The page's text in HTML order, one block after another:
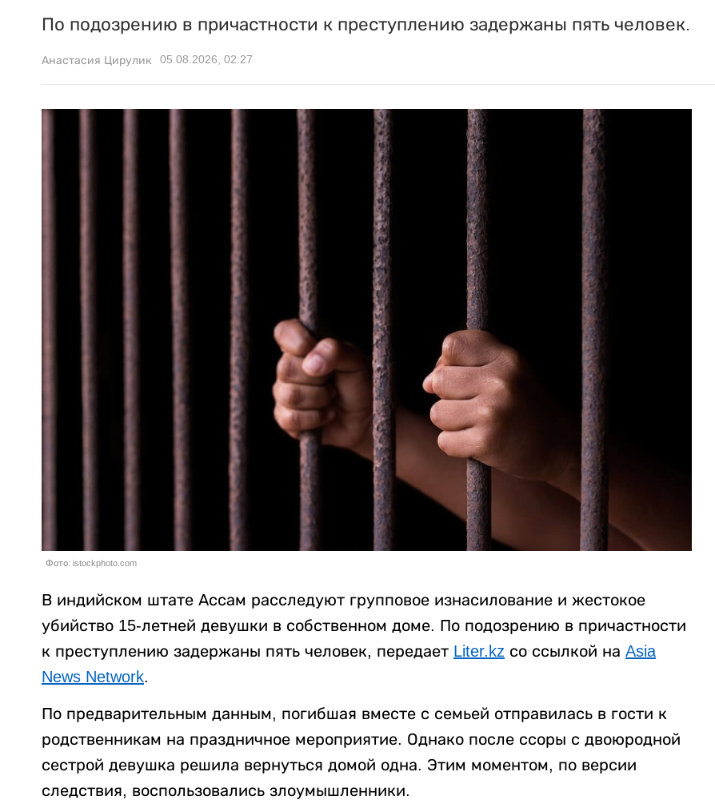
По подозрению в причастности к преступлению задержаны пять человек.
Анастасия Цирулик 05.08.2026, 02:27
Фото: istockphoto.com
В индийском штате Ассам расследуют групповое изнасилование и жестокое
убийство 15-летней девушки в собственном доме. По подозрению в причастности
к преступлению задержаны пять человек, передает Liter.kz со ссылкой на Asia
News Network.
По предварительным данным, погибшая вместе с семьей отправилась в гости к
родственникам на праздничное мероприятие. Однако после ссоры с двоюродной
сестрой девушка решила вернуться домой одна. Этим моментом, по версии
следствия, воспользовались злоумышленники.